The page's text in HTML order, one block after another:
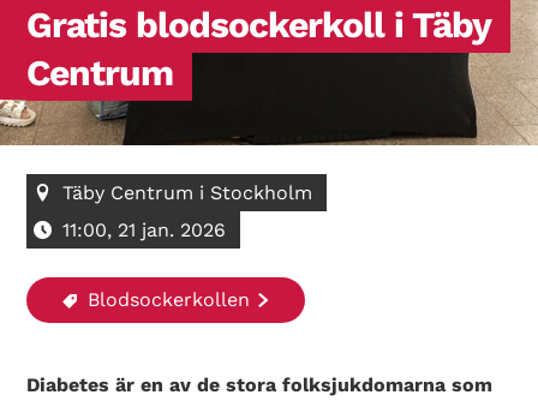
Gratis blodsockerkoll i Täby
Centrum
Täby Centrum i Stockholm
11:00, 21 jan. 2026
Blodsockerkollen
Diabetes är en av de stora folksjukdomarna som